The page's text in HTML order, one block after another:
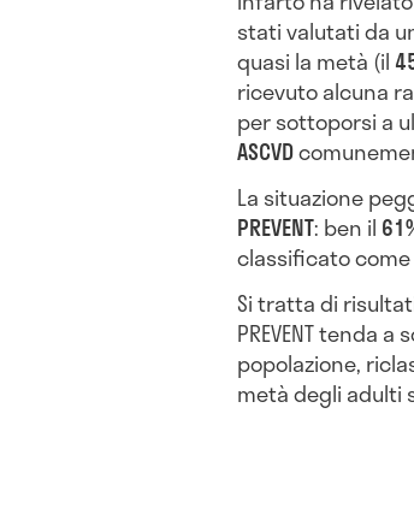
stati valutati da
quasi la metà (il
ricevuto alcuna
per sottoporsi a
ASCVD
La situazione
PREVENT: ben il
classificato
Si tratta di
PREVENT tenda
popolazione,
metà degli adulti